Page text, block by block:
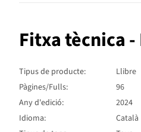
Fitxa tècnica
Tipus de producte:
Llibre
Pàgines/Fulls:
96
Any d'edició:
2024
Idioma:
Català